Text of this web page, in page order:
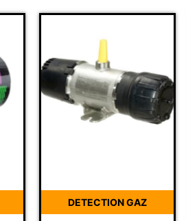
DETECTION GAZ